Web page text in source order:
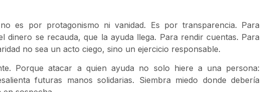
es por protagonismo ni vanidad. Es por transparencia. Para
dinero se recauda, que la ayuda llega. Para rendir cuentas. Para
no sea un acto ciego, sino un ejercicio responsable.
Porque atacar a quien ayuda no solo hiere a una persona:
futuras manos solidarias. Siembra miedo donde debería